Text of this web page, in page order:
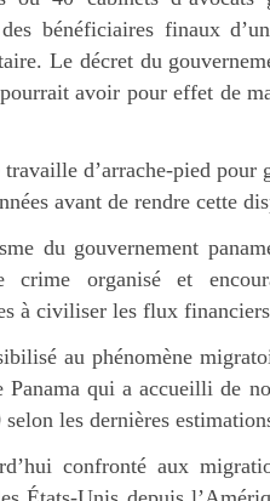
bénéficiaires finaux
Le décret du
avoir pour effet de
travaille d’arrache-pied
avant de rendre cette
du gouvernement
organisé et
à civiliser les flux
au phénomène
qui a accueilli de
les dernières
confronté aux